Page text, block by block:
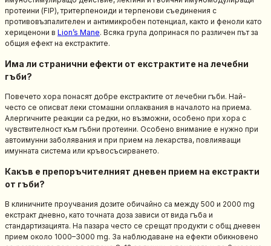
протеини (FIP), тритерпеноиди и терпенови съединения с
противовъзпалителен и антимикробен потенциал, както и феноли като
хериценони в Lion’s Mane. Всяка група допринася по различен път за
общия ефект на екстрактите.
Има ли странични ефекти от екстрактите на лечебни
гъби?
Повечето хора понасят добре екстрактите от лечебни гъби. Най-
често се описват леки стомашни оплаквания в началото на приема.
Алергичните реакции са редки, но възможни, особено при хора с
чувствителност към гъбни протеини. Особено внимание е нужно при
автоимунни заболявания и при прием на лекарства, повлияващи
имунната система или кръвосъсирването.
Какъв е препоръчителният дневен прием на екстракти
от гъби?
В клиничните проучвания дозите обичайно са между 500 и 2000 mg
екстракт дневно, като точната доза зависи от вида гъба и
стандартизацията. На пазара често се срещат продукти с общ дневен
прием около 1000–3000 mg. За наблюдаване на ефекти обикновено